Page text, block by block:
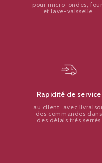
pour micro-ondes,
et lave-vaisselle.
Rapidité de service
au client, avec
des commandes dans
des délais très serrés